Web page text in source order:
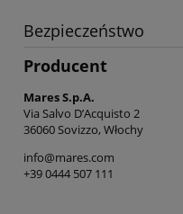
Bezpieczeństwo
Producent
Mares S.p.A.
Via Salvo D’Acquisto 2
36060 Sovizzo, Włochy
info@mares.com
+39 0444 507 111